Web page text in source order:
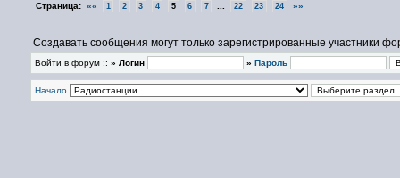
Страница: «« 1 2 3 4 5 6 7 22 23 24 »»
Создавать сообщения могут только зарегистрированные участники
Войти в форум :: » Логин » Пароль
Начало